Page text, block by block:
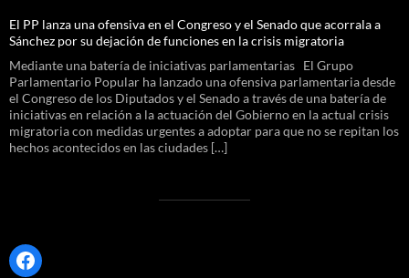
El PP lanza una ofensiva en el Congreso y el Senado que acorrala a
Sánchez por su dejación de funciones en la crisis migratoria
Mediante una batería de iniciativas parlamentarias El Grupo
Parlamentario Popular ha lanzado una ofensiva parlamentaria desde
el Congreso de los Diputados y el Senado a través de una batería de
iniciativas en relación a la actuación del Gobierno en la actual crisis
migratoria con medidas urgentes a adoptar para que no se repitan los
hechos acontecidos en las ciudades […]
Facebook